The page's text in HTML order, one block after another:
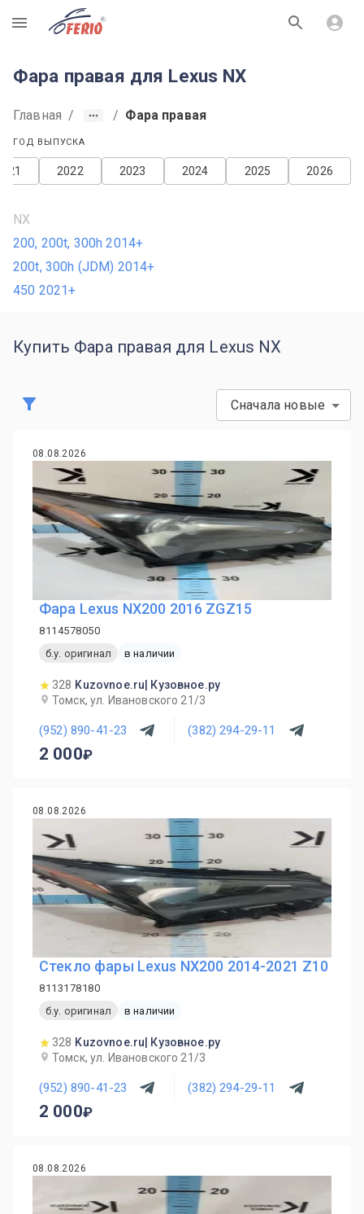
R
Фара правая для Lexus NX
Главная / / Фара правая
ГОД ВЫПУСКА
2026
2025
2024
2023
2022
NX
200, 200t, 300h 2014+
200t, 300h (JDM) 2014+
450 2021+
Купить Фара правая для Lexus NX
Сначала новые
08.08.2026
Фара Lexus NX200 2016 ZGZ15
8114578050
б.у. оригинал
в наличии
328 Kuzovnoe.ru| Кузовное.ру
Томск, ул. Ивановского 21/3
(952) 890-41-23 (382) 294-29-11
2 000
08.08.2026
Стекло фары Lexus NX200 2014-2021 Z10
8113178180
б.у. оригинал
в наличии
328 Kuzovnoe.ru| Кузовное.ру
Томск, ул. Ивановского 21/3
(952) 890-41-23 (382) 294-29-11
2 000
08.08.2026